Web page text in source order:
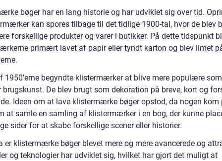
bøger har en lang historie og har udviklet sig over tid.
kan spores tilbage til det tidlige 1900-tal, hvor de blev
forskellige produkter og varer i butikker. På dette tidspunkt
primært lavet af papir eller tyndt karton og blev limet
1950’erne begyndte klistermærker at blive mere populære
De blev brugt som dekoration på breve, kort og
Ideen om at lave klistermærke bøger opstod, da nogen kom
at samle en samling af klistermærker i en bog, der kunne
sider for at skabe forskellige scener eller historier.
er klistermærke bøger blevet mere og mere avancerede og
og teknologier har udviklet sig, hvilket har gjort det muligt at